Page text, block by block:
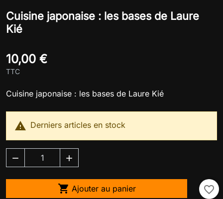
Cuisine japonaise : les bases de Laure
Kié
10,00 €
TTC
Cuisine japonaise : les bases de Laure Kié
 Derniers articles en stock
 
 Ajouter au panier favorite_border